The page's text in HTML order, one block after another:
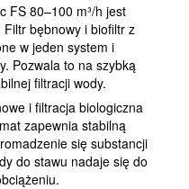
FS 80–100 m³/h jest
bębnowy i biofiltr z
w jeden system i
Pozwala to na szybką
filtracji wody.
i filtracja biologiczna
zapewnia stabilną
się substancji
do stawu nadaje się do